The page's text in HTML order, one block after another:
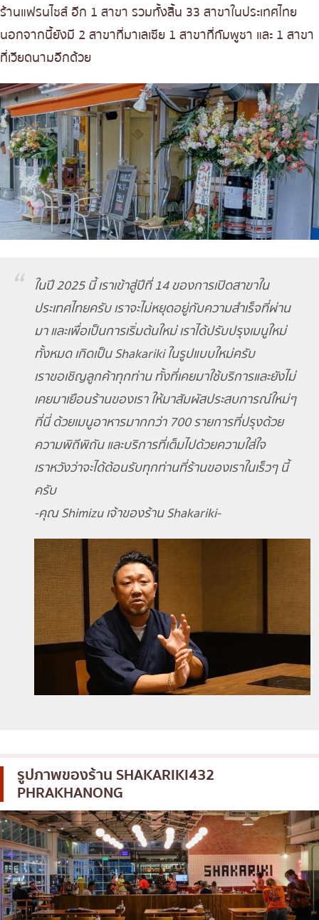
ร้านแฟรนไชส์ อีก 1 สาขา รวมทั้งสิ้น 33 สาขาในประเทศไทย
นอกจากนี้ยังมี 2 สาขาที่มาเลเซีย 1 สาขาที่กัมพูชา และ 1 สาขา
ที่เวียดนามอีกด้วย
ในปี 2025 นี้ เราเข้าสู่ปีที่ 14 ของการเปิดสาขาใน
ประเทศไทยครับ เราจะไม่หยุดอยู่กับความสำเร็จที่ผ่าน
มา และเพื่อเป็นการเริ่มต้นใหม่ เราได้ปรับปรุงเมนูใหม่
ทั้งหมด เกิดเป็น Shakariki ในรูปแบบใหม่ครับ
เราขอเชิญลูกค้าทุกท่าน ทั้งที่เคยมาใช้บริการและยังไม่
เคยมาเยือนร้านของเรา ให้มาสัมผัสประสบการณ์ใหม่ๆ
ที่นี่ ด้วยเมนูอาหารมากกว่า 700 รายการที่ปรุงด้วย
ความพิถีพิถัน และบริการที่เต็มไปด้วยความใส่ใจ
เราหวังว่าจะได้ต้อนรับทุกท่านที่ร้านของเราในเร็วๆ นี้
ครับ
-คุณ Shimizu เจ้าของร้าน Shakariki-
รูปภาพของร้านSHAKARIKI432
PHRAKHANONG